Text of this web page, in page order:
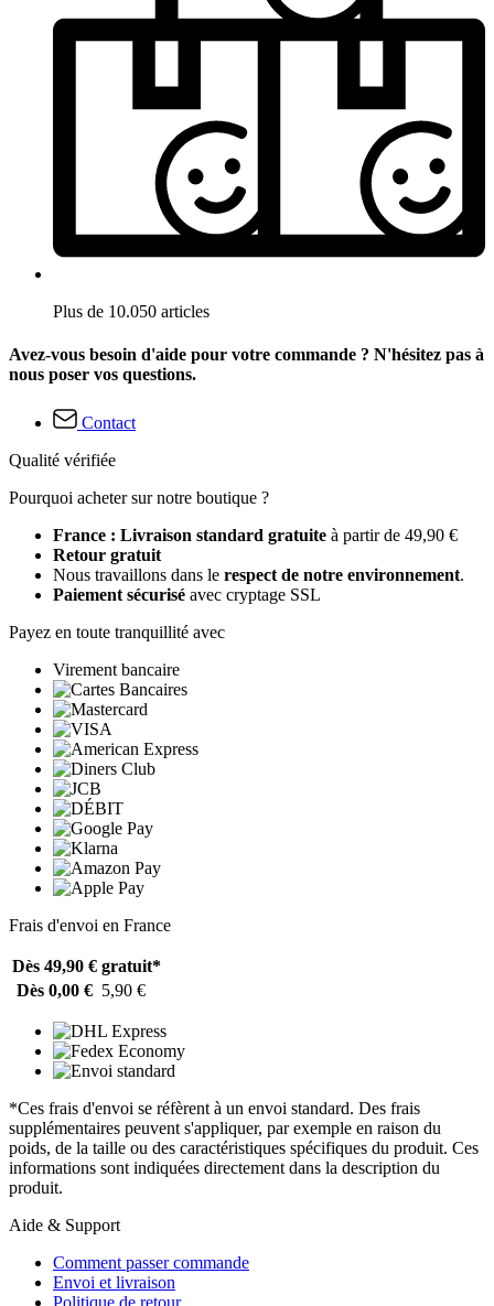
Plus de 10.050 articles
Avez-vous besoin d'aide pour votre commande ? N'hésitez pas à
nous poser vos questions.
Contact
Qualité vérifiée
Pourquoi acheter sur notre boutique ?
France : Livraison standard gratuite à partir de 49,90 €
Retour gratuit
Nous travaillons dans le respect de notre environnement.
Paiement sécurisé avec cryptage SSL
Payez en toute tranquillité avec
Virement bancaire
Frais d'envoi en France
Dès 49,90 € gratuit*
Dès 0,00 € 5,90 €
*Ces frais d'envoi se réfèrent à un envoi standard. Des frais
supplémentaires peuvent s'appliquer, par exemple en raison du
poids, de la taille ou des caractéristiques spécifiques du produit. Ces
informations sont indiquées directement dans la description du
produit.
Aide & Support
Comment passer commande
Envoi et livraison
Politique de retour